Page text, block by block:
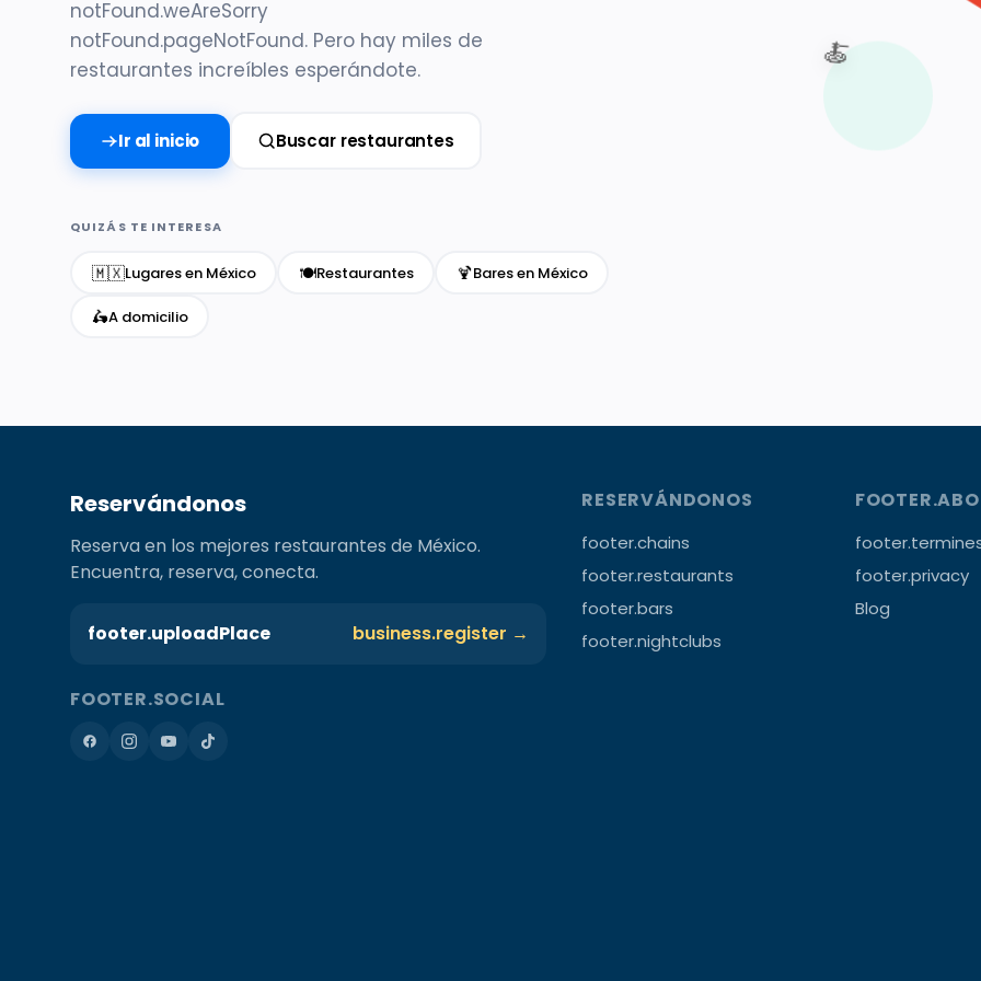
notFound.weAreSorry
notFound.pageNotFound. Pero hay miles de
restaurantes increíbles esperándote.
Ir al inicio Buscar restaurantes
QUIZÁS TE INTERESA
🇲🇽Lugares en México 🍽️Restaurantes 🍹Bares en México
🛵A domicilio
🍝
Reservándonos
Reserva en los mejores restaurantes de México.
Encuentra, reserva, conecta.
footer.uploadPlace business.register →
FOOTER.SOCIAL
RESERVÁNDONOS
footer.chains
footer.restaurants
footer.bars
footer.nightclubs
footer.privacy
Blog